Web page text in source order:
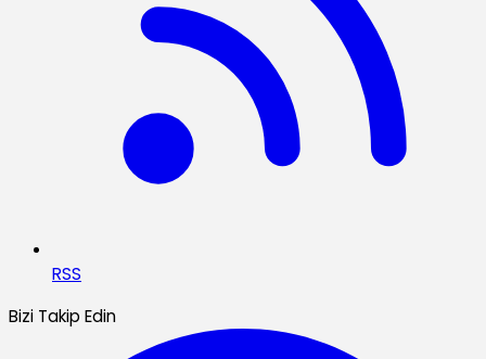
RSS
Bizi Takip Edin